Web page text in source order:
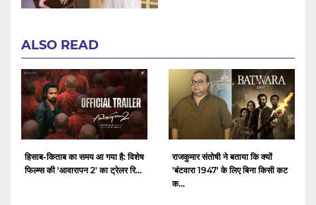
ALSO READ
हिसाब-किताब का समय आ गया है: विशेष
फिल्म्स की 'आवारापन 2' का ट्रेलर रि...
राजकुमार संतोषी ने बताया कि क्यों
'बंटवारा 1947' के लिए बिना किसी कट
क...